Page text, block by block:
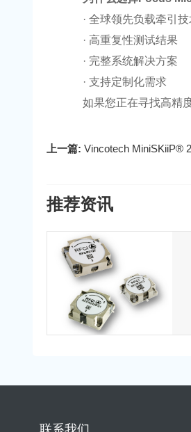
· 全球领先负载牵引技
· 高重复性测试结果
· 完整系统解决方案
· 支持定制化需求
如果您正在寻找高精度
上一篇: Vincotech MiniSKiiP®
推荐资讯
联系我们